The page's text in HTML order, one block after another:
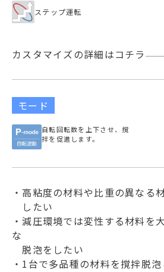
ステップ運転
カスタマイズの詳細はコチラ
モード
自転回転数を上下させ、撹
拌を促進します。
・高粘度の材料や比重の異なる
したい
・減圧環境では変性する材料を
な
脱泡をしたい
・1台で多品種の材料を撹拌脱